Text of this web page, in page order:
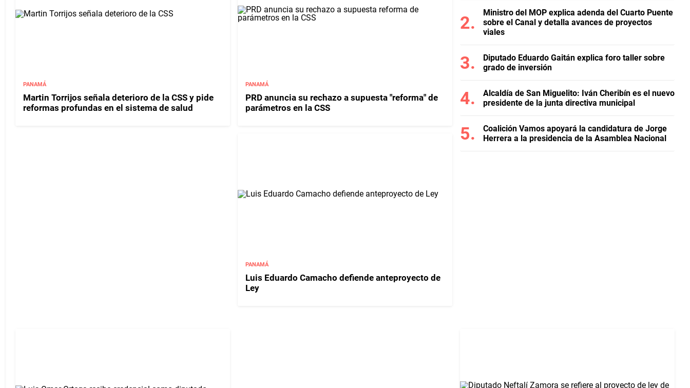
PANAMÁ
Martin Torrijos señala deterioro de la CSS y pide
reformas profundas en el sistema de salud
PANAMÁ
PRD anuncia su rechazo a supuesta "reforma" de
parámetros en la CSS
PANAMÁ
Luis Eduardo Camacho defiende anteproyecto de
Ley
Ministro del MOP explica adenda del Cuarto Puente
sobre el Canal y detalla avances de proyectos
viales
Diputado Eduardo Gaitán explica foro taller sobre
grado de inversión
Alcaldía de San Miguelito: Iván Cheribín es el nuevo
presidente de la junta directiva municipal
Coalición Vamos apoyará la candidatura de Jorge
Herrera a la presidencia de la Asamblea Nacional